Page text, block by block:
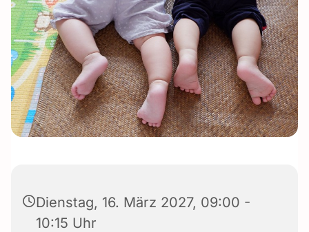
Dienstag, 16. März 2027, 09:00 -
10:15 Uhr